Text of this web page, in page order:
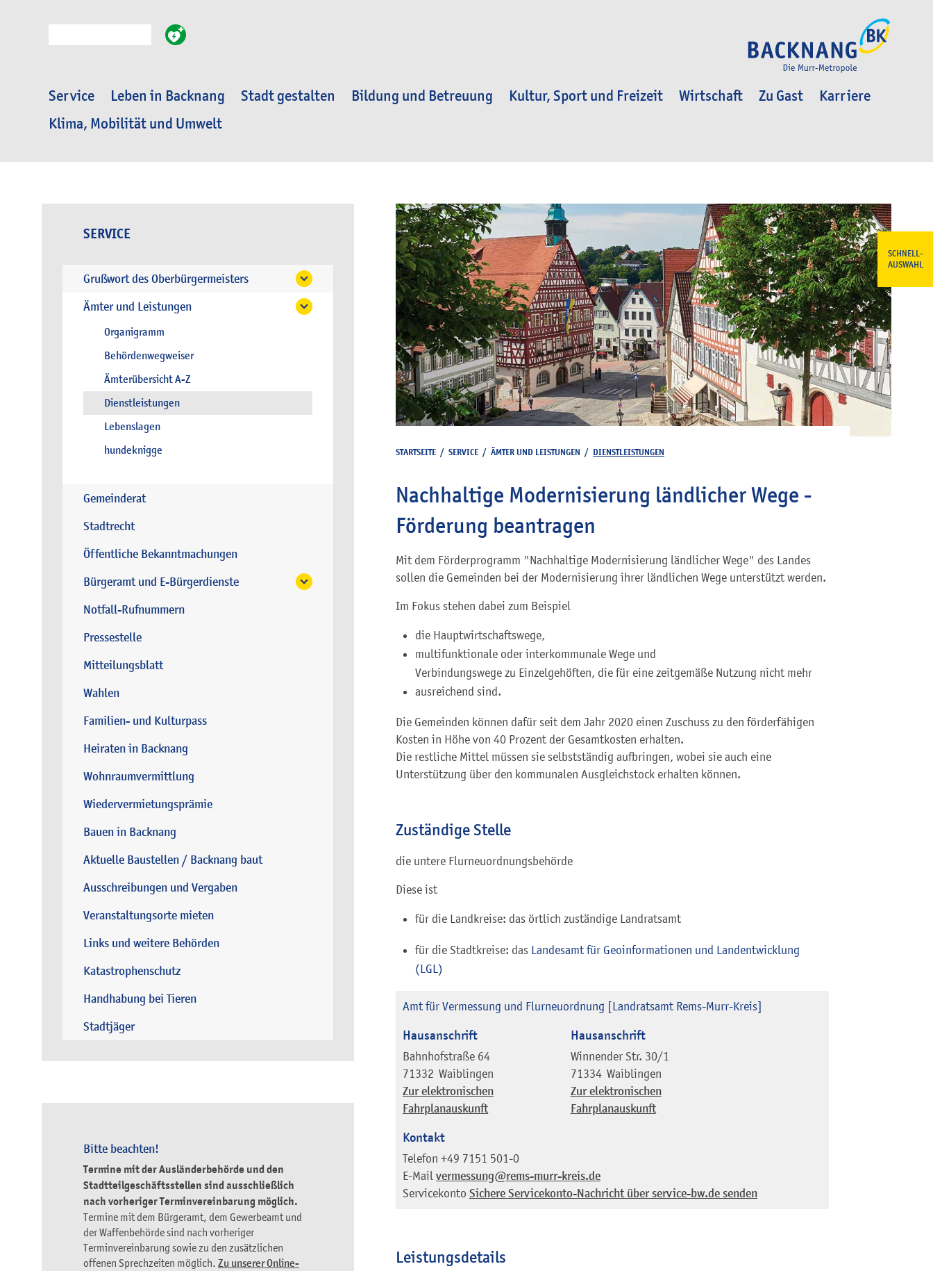
Service Leben in Backnang Stadt gestalten Bildung und Betreuung Kultur, Sport und Freizeit Wirtschaft Zu Gast
Karriere
Klima, Mobilität und Umwelt
SCHNELL-
AUSWAHL
SERVICE
Grußwort des Oberbürgermeisters
Ämter und Leistungen
Organigramm
Behördenwegweiser
Ämterübersicht A-Z
Dienstleistungen
Lebenslagen
hundeknigge
Gemeinderat
Stadtrecht
Öffentliche Bekanntmachungen
Bürgeramt und E-Bürgerdienste
Notfall-Rufnummern
Pressestelle
Mitteilungsblatt
Wahlen
Familien- und Kulturpass
Heiraten in Backnang
Wohnraumvermittlung
Wiedervermietungsprämie
Bauen in Backnang
Aktuelle Baustellen / Backnang baut
Ausschreibungen und Vergaben
Veranstaltungsorte mieten
Links und weitere Behörden
Katastrophenschutz
Handhabung bei Tieren
Stadtjäger
Bitte beachten!
Termine mit der Ausländerbehörde und den
Stadtteilgeschäftsstellen sind ausschließlich
nach vorheriger Terminvereinbarung möglich.
Termine mit dem Bürgeramt, dem Gewerbeamt und
der Waffenbehörde sind nach vorheriger
Terminvereinbarung sowie zu den zusätzlichen
offenen Sprechzeiten möglich. Zu unserer Online-
STARTSEITE / SERVICE / ÄMTER UND LEISTUNGEN / DIENSTLEISTUNGEN
Nachhaltige Modernisierung ländlicher Wege -
Förderung beantragen
Mit dem Förderprogramm "Nachhaltige Modernisierung ländlicher Wege" des Landes
sollen die Gemeinden bei der Modernisierung ihrer ländlichen Wege unterstützt werden.
Im Fokus stehen dabei zum Beispiel
die Hauptwirtschaftswege,
multifunktionale oder interkommunale Wege und
Verbindungswege zu Einzelgehöften, die für eine zeitgemäße Nutzung nicht mehr
ausreichend sind.
Die Gemeinden können dafür seit dem Jahr 2020 einen Zuschuss zu den förderfähigen
Kosten in Höhe von 40 Prozent der Gesamtkosten erhalten.
Die restliche Mittel müssen sie selbstständig aufbringen, wobei sie auch eine
Unterstützung über den kommunalen Ausgleichstock erhalten können.
Zuständige Stelle
die untere Flurneuordnungsbehörde
Diese ist
für die Landkreise: das örtlich zuständige Landratsamt
für die Stadtkreise: das Landesamt für Geoinformationen und Landentwicklung
(LGL)
Amt für Vermessung und Flurneuordnung [Landratsamt Rems-Murr-Kreis]
Hausanschrift
Bahnhofstraße 64
71332 Waiblingen
Zur elektronischen
Fahrplanauskunft
Hausanschrift
Winnender Str. 30/1
71334 Waiblingen
Zur elektronischen
Fahrplanauskunft
Kontakt
Telefon +49 7151 501-0
E-Mail vermessung@rems-murr-kreis.de
Servicekonto Sichere Servicekonto-Nachricht über service-bw.de senden
Leistungsdetails